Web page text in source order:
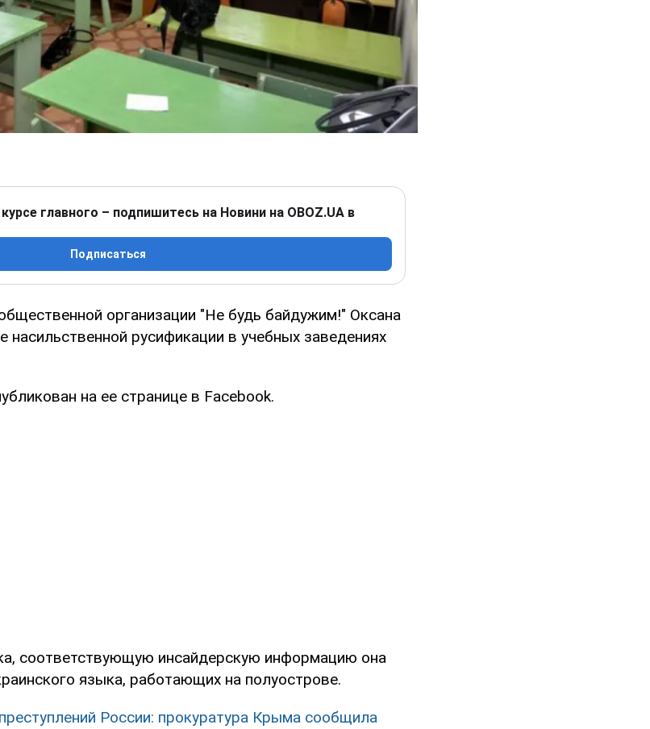
главного – подпишитесь на Новини на OBOZ.UA в
Подписаться
организации "Не будь байдужим!" Оксана
насильственной русификации в учебных заведениях
на ее странице в Facebook.
соответствующую инсайдерскую информацию она
языка, работающих на полуострове.
России: прокуратура Крыма сообщила